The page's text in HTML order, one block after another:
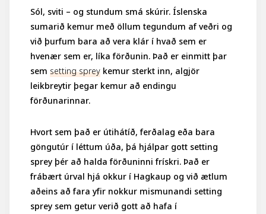
Sól, sviti – og stundum smá skúrir. Íslenska
sumarið kemur með öllum tegundum af veðri og
við þurfum bara að vera klár í hvað sem er
hvenær sem er, líka förðunin. Það er einmitt þar
sem setting spreykemur sterkt inn, algjör
leikbreytir þegar kemur að endingu
förðunarinnar.
Hvort sem það er útihátíð, ferðalag eða bara
göngutúr í léttum úða, þá hjálpar gott setting
sprey þér að halda förðuninni frískri. Það er
frábært úrval hjá okkur í Hagkaup og við ætlum
aðeins að fara yfir nokkur mismunandi setting
sprey sem getur verið gott að hafa í